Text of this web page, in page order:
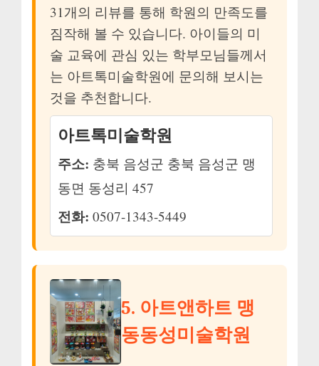
31개의 리뷰를 통해 학원의 만족도를
짐작해 볼 수 있습니다. 아이들의 미
술 교육에 관심 있는 학부모님들께서
는 아트톡미술학원에 문의해 보시는
것을 추천합니다.
아트톡미술학원
주소: 충북 음성군 충북 음성군 맹
동면 동성리 457
전화: 0507-1343-5449
5. 아트앤하트 맹
동동성미술학원